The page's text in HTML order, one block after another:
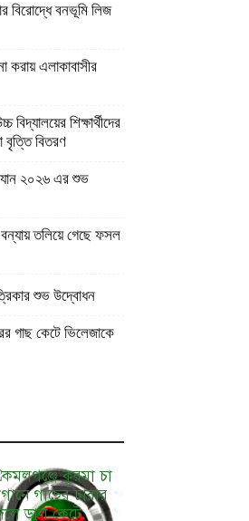
বিরোদ্ধে বনভূমি লিজ
করায় এলাকাবাসীর
শিক্ষার্থীদের
বৃত্তি বিতরণ
২০২৬ এর শুভ
তলিয়ে গেছে ফসল
শুভ উদ্বোধন
গাছ কেটে ভিলেজাকে